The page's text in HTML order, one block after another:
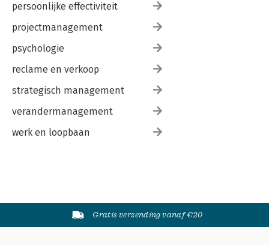
persoonlijke effectiviteit
projectmanagement
psychologie
reclame en verkoop
strategisch management
verandermanagement
werk en loopbaan
Gratis verzending vanaf €20